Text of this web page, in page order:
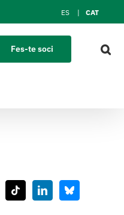
ES CAT
Fes-te soci